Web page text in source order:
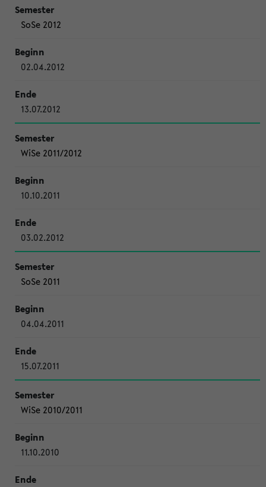
SoSe 2012
02.04.2012
13.07.2012
WiSe 2011/2012
10.10.2011
03.02.2012
SoSe 2011
04.04.2011
15.07.2011
WiSe 2010/2011
11.10.2010